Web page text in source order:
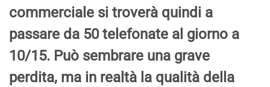
commerciale si troverà quindi a
passare da 50 telefonate al giorno a
10/15. Può sembrare una grave
perdita, ma in realtà la qualità della